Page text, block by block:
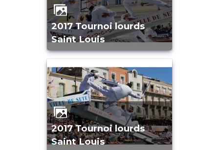
2017 Tournoi lourds
Saint Louis
2017 Tournoi lourds
Saint Louis